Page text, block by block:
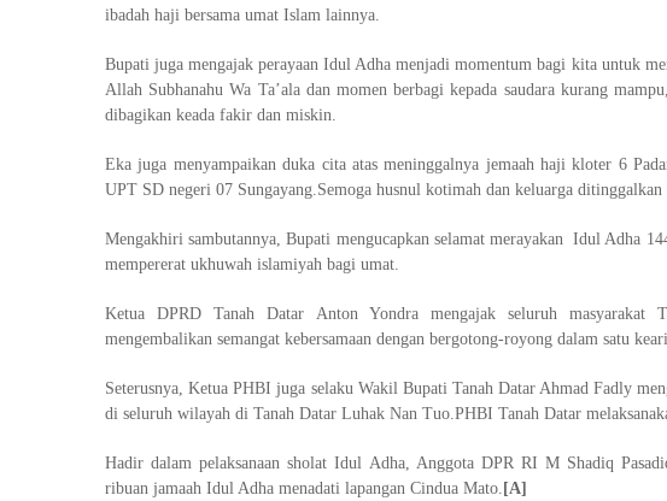
ibadah haji bersama umat Islam lainnya.
Bupati juga mengajak perayaan Idul Adha menjadi momentum bagi kita untuk
Allah Subhanahu Wa Ta’ala dan momen berbagi kepada saudara kurang
dibagikan keada fakir dan miskin.
Eka juga menyampaikan duka cita atas meninggalnya jemaah haji kloter 6
UPT SD negeri 07 Sungayang.Semoga husnul kotimah dan keluarga ditinggalkan
Mengakhiri sambutannya, Bupati mengucapkan selamat merayakan Idul Adha
mempererat ukhuwah islamiyah bagi umat.
Ketua DPRD Tanah Datar Anton Yondra mengajak seluruh masyarakat
mengembalikan semangat kebersamaan dengan bergotong-royong dalam satu
Seterusnya, Ketua PHBI juga selaku Wakil Bupati Tanah Datar Ahmad Fadly
di seluruh wilayah di Tanah Datar Luhak Nan Tuo.PHBI Tanah Datar
Hadir dalam pelaksanaan sholat Idul Adha, Anggota DPR RI M Shadiq
ribuan jamaah Idul Adha menadati lapangan Cindua Mato. [A]